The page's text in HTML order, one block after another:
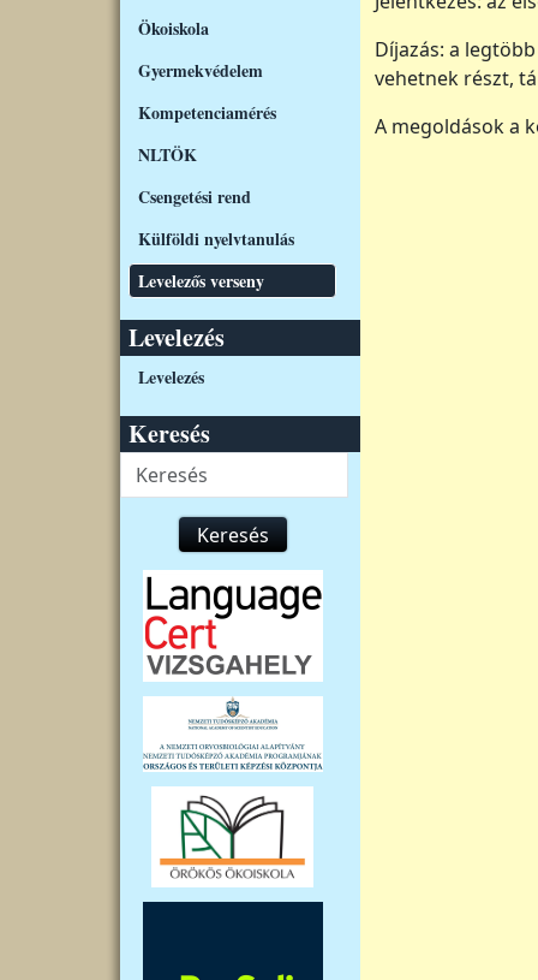
Ökoiskola
Gyermekvédelem
Kompetenciamérés
NLTÖK
Csengetési rend
Külföldi nyelvtanulás
Levelezős verseny
Levelezés
Levelezés
Keresés
Keresés
Keresés
Díjazás: a
vehetnek részt,
A megoldások a